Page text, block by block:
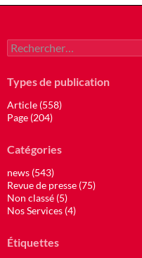
Rechercher :
Types de publication
Article (558)
Page (204)
Catégories
news (543)
Revue de presse (75)
Non classé (5)
Nos Services (4)
Étiquettes